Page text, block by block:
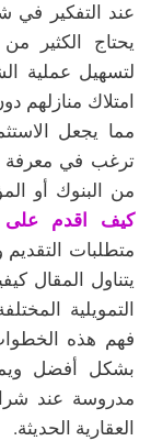
عند التفكير في
يحتاج الكثير
لتسهيل عملية
امتلاك منازلهم
مما يجعل
ترغب في معرفة
من البنوك أو
كيف اقدم على
متطلبات
يتناول المقال
التمويلية
فهم هذه
بشكل أفضل
مدروسة عند
العقارية الحديثة.